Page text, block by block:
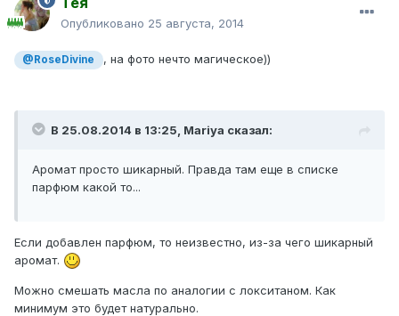
Опубликовано 25 августа, 2014
@RoseDivine , на фото нечто магическое))
В 25.08.2014 в 13:25, Mariya сказал:
Аромат просто шикарный. Правда там еще в списке
парфюм какой то...
Если добавлен парфюм, то неизвестно, из-за чего шикарный
аромат.
Можно смешать масла по аналогии с локситаном. Как
минимум это будет натурально.